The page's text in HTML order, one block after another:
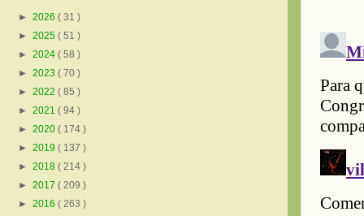
► 2026 ( 31 )
► 2025 ( 51 )
► 2024 ( 58 )
► 2023 ( 70 )
► 2022 ( 85 )
► 2021 ( 94 )
► 2020 ( 174 )
► 2019 ( 137 )
► 2018 ( 214 )
► 2017 ( 209 )
► 2016 ( 263 )